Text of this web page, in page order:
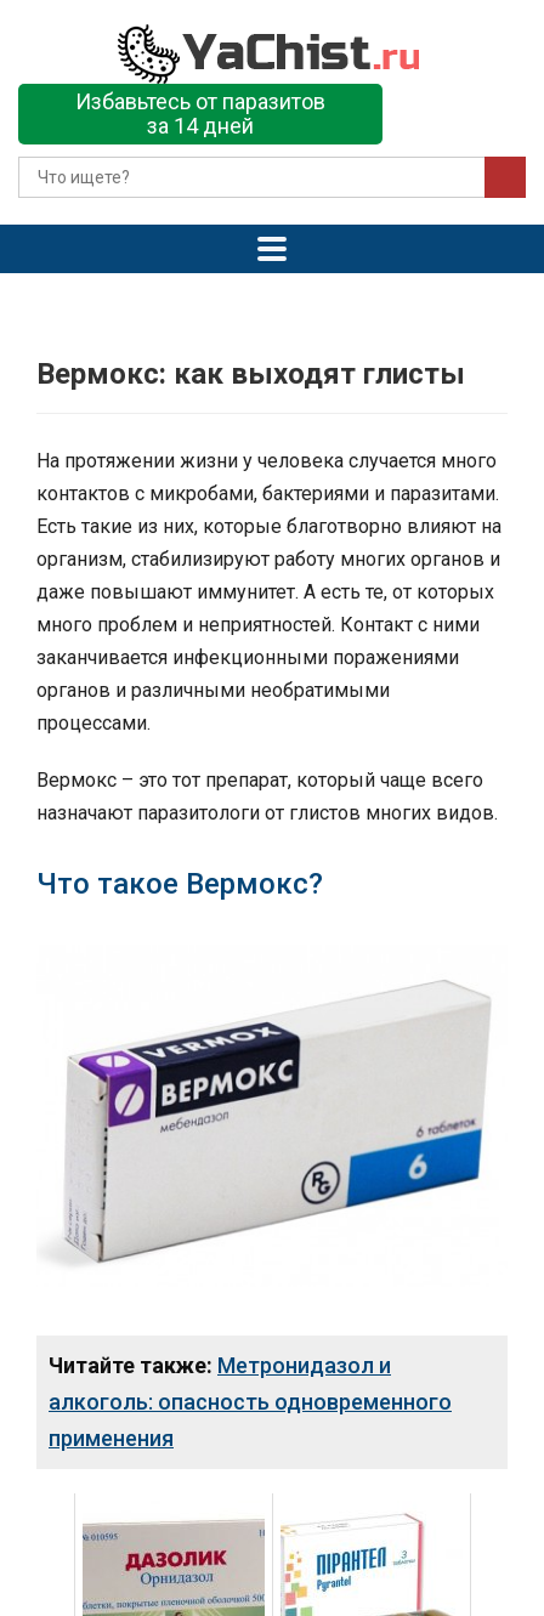
Избавьтесь от паразитов
за 14 дней
Вермокс: как выходят глисты
На протяжении жизни у человека случается много
контактов с микробами, бактериями и паразитами.
Есть такие из них, которые благотворно влияют на
организм, стабилизируют работу многих органов и
даже повышают иммунитет. А есть те, от которых
много проблем и неприятностей. Контакт с ними
заканчивается инфекционными поражениями
органов и различными необратимыми
процессами.
Вермокс – это тот препарат, который чаще всего
назначают паразитологи от глистов многих видов.
Что такое Вермокс?
Читайте также: Метронидазол и
алкоголь: опасность одновременного
применения